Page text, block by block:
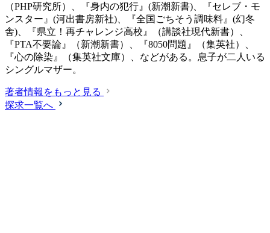
（PHP研究所）、『身内の犯行』(新潮新書)、『セレブ・モ
ンスター』(河出書房新社)、『全国ごちそう調味料』(幻冬
舎)、『県立！再チャレンジ高校』（講談社現代新書）、
『PTA不要論』（新潮新書）、『8050問題』（集英社）、
『心の除染』（集英社文庫）、などがある。息子が二人いる
シングルマザー。
著者情報をもっと見る
探求一覧へ